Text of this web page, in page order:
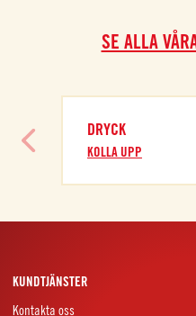
SE ALLA
DRYCK
KOLLA UPP
KUNDTJÄNSTER
Kontakta oss